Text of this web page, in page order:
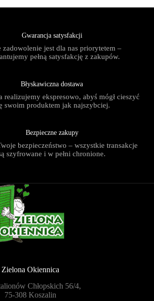
Gwarancja satysfakcji
zadowolenie jest dla nas priorytetem –
pełną satysfakcję z zakupów.
Błyskawiczna dostawa
realizujemy ekspresowo, abyś mógł cieszyć
swoim produktem jak najszybciej.
Bezpieczne zakupy
bezpieczeństwo – wszystkie transakcje
szyfrowane i w pełni chronione.
Zielona Okiennica
Chłopskich 56/4,
75-308 Koszalin